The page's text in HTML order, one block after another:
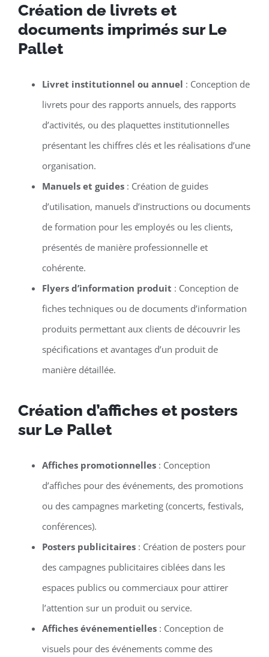
Création de livrets et
documents imprimés sur Le
Pallet
Livret institutionnel ou annuel : Conception de
livrets pour des rapports annuels, des rapports
d’activités, ou des plaquettes institutionnelles
présentant les chiffres clés et les réalisations d’une
organisation.
Manuels et guides: Création de guides
d’utilisation, manuels d’instructions ou documents
de formation pour les employés ou les clients,
présentés de manière professionnelle et
cohérente.
Flyers d’information produit : Conception de
fiches techniques ou de documents d’information
produits permettant aux clients de découvrir les
spécifications et avantages d’un produit de
manière détaillée.
Création d’affiches et posters
sur Le Pallet
Affiches promotionnelles: Conception
d’affiches pour des événements, des promotions
ou des campagnes marketing (concerts, festivals,
conférences).
Posters publicitaires: Création de posters pour
des campagnes publicitaires ciblées dans les
espaces publics ou commerciaux pour attirer
l’attention sur un produit ou service.
Affiches événementielles: Conception de
visuels pour des événements comme des